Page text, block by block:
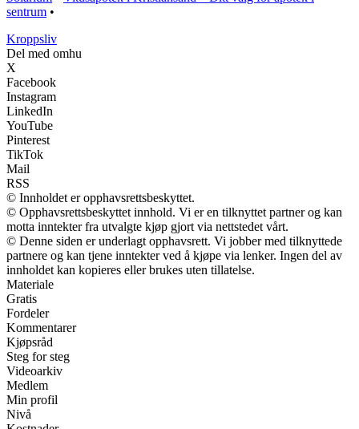
sentrum •
Kroppsliv
Del med omhu
X
Facebook
Instagram
LinkedIn
YouTube
Pinterest
TikTok
Mail
RSS
© Innholdet er opphavsrettsbeskyttet.
© Opphavsrettsbeskyttet innhold. Vi er en tilknyttet partner og kan
motta inntekter fra utvalgte kjøp gjort via nettstedet vårt.
© Denne siden er underlagt opphavsrett. Vi jobber med tilknyttede
partnere og kan tjene inntekter ved å kjøpe via lenker. Ingen del av
innholdet kan kopieres eller brukes uten tillatelse.
Materiale
Gratis
Fordeler
Kommentarer
Kjøpsråd
Steg for steg
Videoarkiv
Medlem
Min profil
Nivå